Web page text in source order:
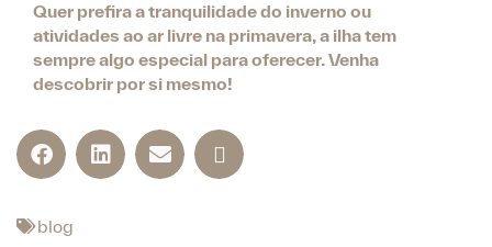
Quer prefira a tranquilidade do inverno ou
atividades ao ar livre na primavera, a ilha tem
sempre algo especial para oferecer. Venha
descobrir por si mesmo!
blog